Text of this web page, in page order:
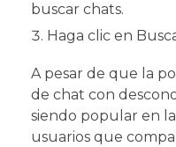
buscar chats.
Haga clic en
A pesar de que la
de chat con
siendo popular en
usuarios que